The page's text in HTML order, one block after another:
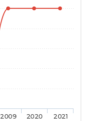
2009 2020 2021